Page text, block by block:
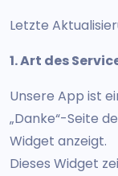
Letzte
1. Art des
Unsere App ist
„Danke“-Seite
Widget anzeigt.
Dieses Widget